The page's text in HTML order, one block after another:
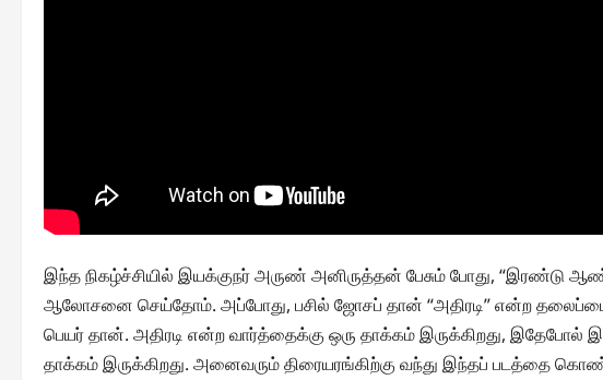
இந்த நிகழ்ச்சியில் இயக்குநர் அருண் அனிருத்தன் பேசும் போது, “இரண்டு
ஆலோசனை செய்தோம். அப்போது, பசில் ஜோசப் தான் “அதிரடி” என்ற தலைப்பை
பெயர் தான். அதிரடி என்ற வார்த்தைக்கு ஒரு தாக்கம் இருக்கிறது, இதேபோல்
தாக்கம் இருக்கிறது. அனைவரும் திரையரங்கிற்கு வந்து இந்தப் படத்தை